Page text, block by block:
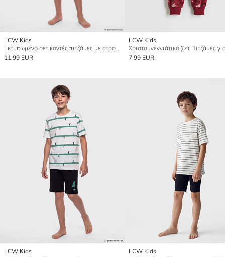
LCW Kids
Εκτυπωμένο σετ κοντές πιτζάμες με στρογγυλή λαιμόκοψη για αγόρια
11.99 EUR
LCW Kids
7.99 EUR
LCW Kids
LCW Kids